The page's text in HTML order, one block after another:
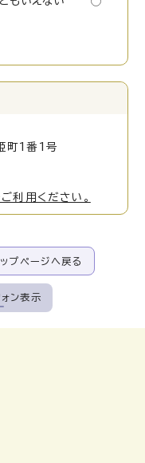
1番1号
利用ください。
ップページへ戻る
ォン表示